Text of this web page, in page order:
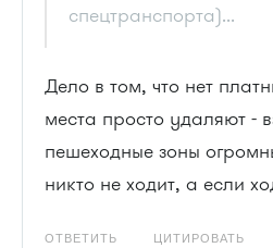
спецтранспорта)...
Дело в том, что нет
места просто удаляют -
пешеходные зоны
никто не ходит, а если
ОТВЕТИТЬ ЦИТИРОВАТЬ